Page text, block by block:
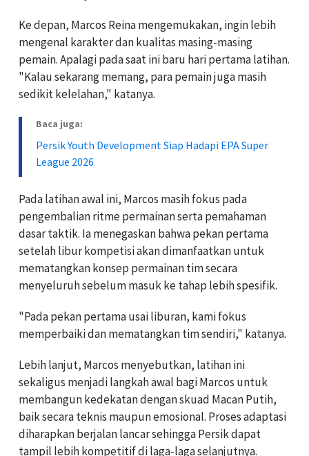
Ke depan, Marcos Reina mengemukakan, ingin lebih
mengenal karakter dan kualitas masing-masing
pemain. Apalagi pada saat ini baru hari pertama latihan.
"Kalau sekarang memang, para pemain juga masih
sedikit kelelahan," katanya.
Baca juga:
Persik Youth Development Siap Hadapi EPA Super
League 2026
Pada latihan awal ini, Marcos masih fokus pada
pengembalian ritme permainan serta pemahaman
dasar taktik. Ia menegaskan bahwa pekan pertama
setelah libur kompetisi akan dimanfaatkan untuk
mematangkan konsep permainan tim secara
menyeluruh sebelum masuk ke tahap lebih spesifik.
"Pada pekan pertama usai liburan, kami fokus
memperbaiki dan mematangkan tim sendiri," katanya.
Lebih lanjut, Marcos menyebutkan, latihan ini
sekaligus menjadi langkah awal bagi Marcos untuk
membangun kedekatan dengan skuad Macan Putih,
baik secara teknis maupun emosional. Proses adaptasi
diharapkan berjalan lancar sehingga Persik dapat
tampil lebih kompetitif di laga-laga selanjutnya.